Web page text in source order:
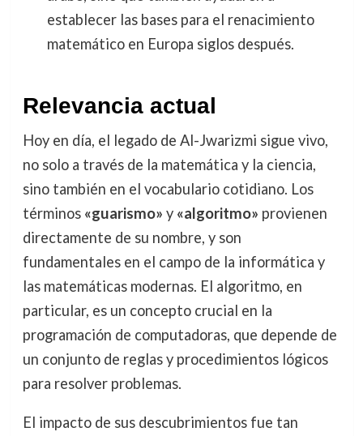
establecer las bases para el renacimiento
matemático en Europa siglos después.
Relevancia actual
Hoy en día, el legado de Al-Jwarizmi sigue vivo,
no solo a través de la matemática y la ciencia,
sino también en el vocabulario cotidiano. Los
términos «guarismo» y «algoritmo» provienen
directamente de su nombre, y son
fundamentales en el campo de la informática y
las matemáticas modernas. El algoritmo, en
particular, es un concepto crucial en la
programación de computadoras, que depende de
un conjunto de reglas y procedimientos lógicos
para resolver problemas.
El impacto de sus descubrimientos fue tan